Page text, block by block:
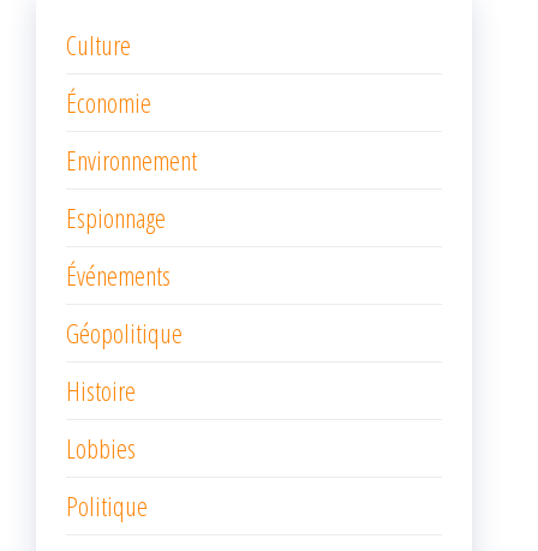
Culture
Économie
Environnement
Espionnage
Événements
Géopolitique
Histoire
Lobbies
Politique